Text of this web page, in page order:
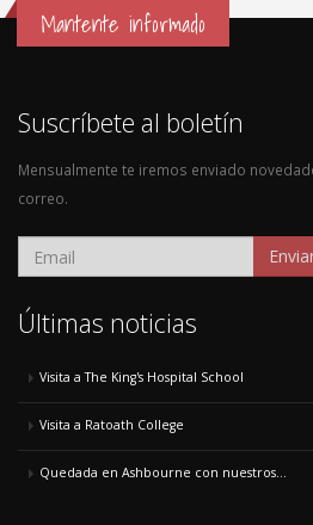
Mantente informado
Suscríbete al boletín
Mensualmente te iremos enviado
correo.
Últimas noticias
Visita a The King's Hospital School
Visita a Ratoath College
Quedada en Ashbourne con nuestros...